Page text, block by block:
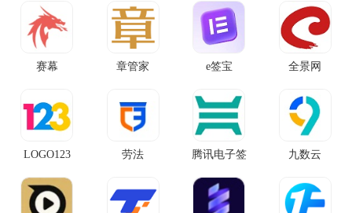
赛幕 章管家 e签宝 全景网
LOGO123 劳法 腾讯电子签 九数云